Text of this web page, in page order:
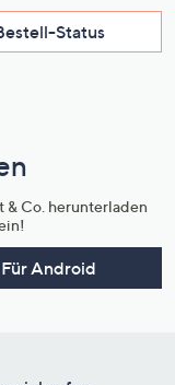
Status
& Co. herunterladen
Für Android